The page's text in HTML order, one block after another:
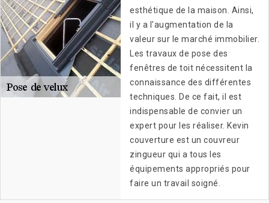
esthétique de la maison. Ainsi,
il y a l'augmentation de la
valeur sur le marché immobilier.
Les travaux de pose des
fenêtres de toit nécessitent la
connaissance des différentes
techniques. De ce fait, il est
indispensable de convier un
expert pour les réaliser. Kevin
couverture est un couvreur
zingueur qui a tous les
équipements appropriés pour
faire un travail soigné.